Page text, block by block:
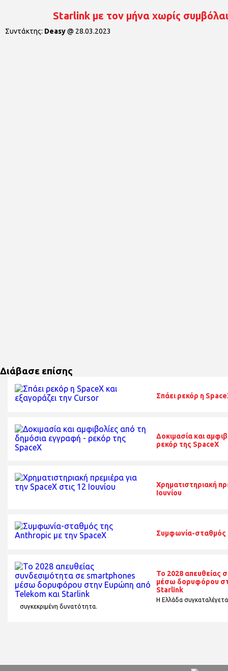
Starlink με τον μήνα χωρίς
Συντάκτης: Deasy@ 28.03.2023
Διάβασε επίσης
Σπάει ρεκόρ η
Δοκιμασία και
ρεκόρ της SpaceX
Χρηματιστηριακή
Ιουνίου
Συμφωνία-σταθμός
To 2028 απευθείας
μέσω δορυφόρου
Starlink
Η Ελλάδα
συγκεκριμένη δυνατότητα.